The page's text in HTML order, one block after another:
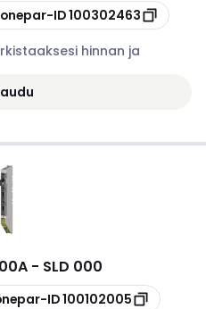
ID100302463
hinnan ja
- SLD 000
ID100102005